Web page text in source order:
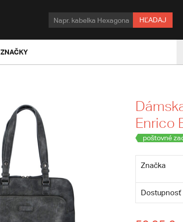
HĽADAJ
ZNAČKY
Enrico
poštovné
Značka
Dostupnosť